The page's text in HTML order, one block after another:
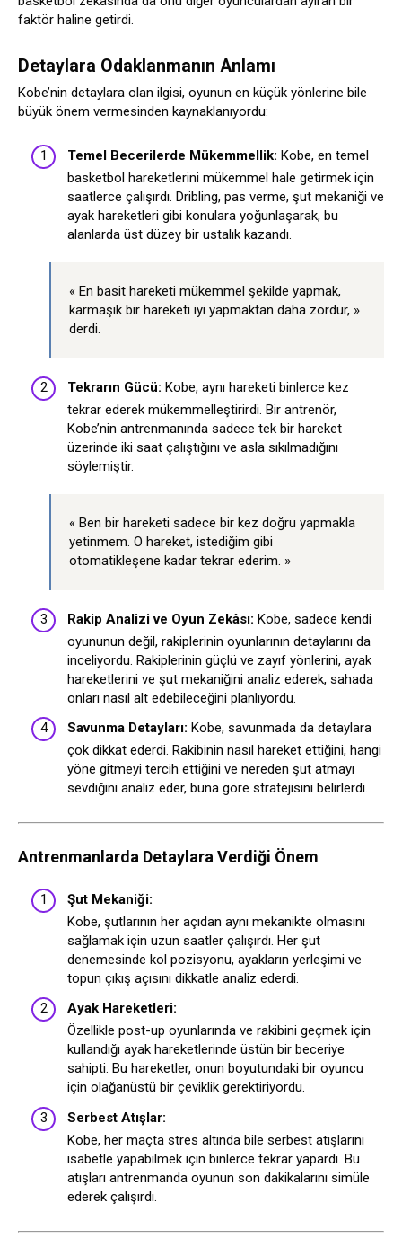
faktör haline getirdi.
Detaylara Odaklanmanın Anlamı
Kobe’nin detaylara olan ilgisi, oyunun en küçük yönlerine bile
büyük önem vermesinden kaynaklanıyordu:
Temel Becerilerde Mükemmellik: Kobe, en temel
basketbol hareketlerini mükemmel hale getirmek için
saatlerce çalışırdı. Dribling, pas verme, şut mekaniği ve
ayak hareketleri gibi konulara yoğunlaşarak, bu
alanlarda üst düzey bir ustalık kazandı.
« En basit hareketi mükemmel şekilde yapmak,
karmaşık bir hareketi iyi yapmaktan daha zordur, »
derdi.
Tekrarın Gücü: Kobe, aynı hareketi binlerce kez
tekrar ederek mükemmelleştirirdi. Bir antrenör,
Kobe’nin antrenmanında sadece tek bir hareket
üzerinde iki saat çalıştığını ve asla sıkılmadığını
söylemiştir.
« Ben bir hareketi sadece bir kez doğru yapmakla
yetinmem. O hareket, istediğim gibi
otomatikleşene kadar tekrar ederim. »
Rakip Analizi ve Oyun Zekâsı: Kobe, sadece kendi
oyununun değil, rakiplerinin oyunlarının detaylarını da
inceliyordu. Rakiplerinin güçlü ve zayıf yönlerini, ayak
hareketlerini ve şut mekaniğini analiz ederek, sahada
onları nasıl alt edebileceğini planlıyordu.
Savunma Detayları: Kobe, savunmada da detaylara
çok dikkat ederdi. Rakibinin nasıl hareket ettiğini, hangi
yöne gitmeyi tercih ettiğini ve nereden şut atmayı
sevdiğini analiz eder, buna göre stratejisini belirlerdi.
Antrenmanlarda Detaylara Verdiği Önem
Şut Mekaniği:
Kobe, şutlarının her açıdan aynı mekanikte olmasını
sağlamak için uzun saatler çalışırdı. Her şut
denemesinde kol pozisyonu, ayakların yerleşimi ve
topun çıkış açısını dikkatle analiz ederdi.
Ayak Hareketleri:
Özellikle post-up oyunlarında ve rakibini geçmek için
kullandığı ayak hareketlerinde üstün bir beceriye
sahipti. Bu hareketler, onun boyutundaki bir oyuncu
için olağanüstü bir çeviklik gerektiriyordu.
Serbest Atışlar:
Kobe, her maçta stres altında bile serbest atışlarını
isabetle yapabilmek için binlerce tekrar yapardı. Bu
atışları antrenmanda oyunun son dakikalarını simüle
ederek çalışırdı.